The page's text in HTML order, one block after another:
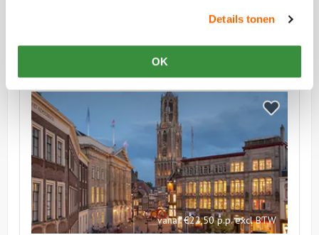
Details tonen
OK
Bekijk
Domtoren
Beklimmen
vanaf €22,50 p.p. excl BTW
Bekijk
Domtoren
Beklimmen